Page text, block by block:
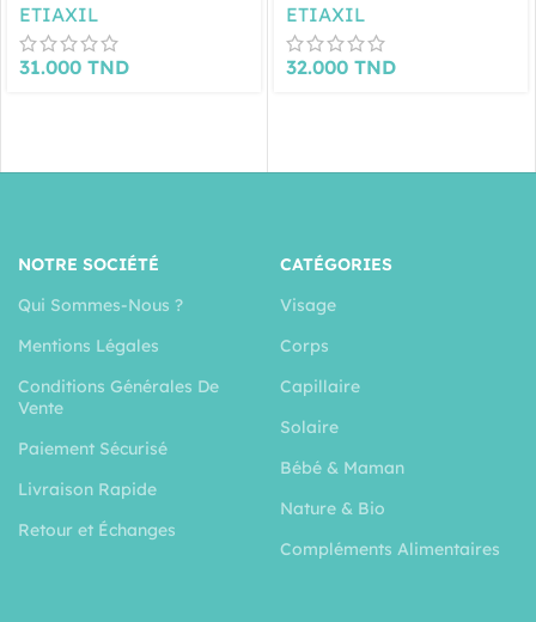
ETIAXIL
31.000 TND
ETIAXIL
32.000 TND
NOTRE SOCIÉTÉ
Qui Sommes-Nous ?
Mentions Légales
Conditions Générales De
Vente
Paiement Sécurisé
Livraison Rapide
Retour et Échanges
CATÉGORIES
Visage
Corps
Capillaire
Solaire
Bébé & Maman
Nature & Bio
Compléments Alimentaires